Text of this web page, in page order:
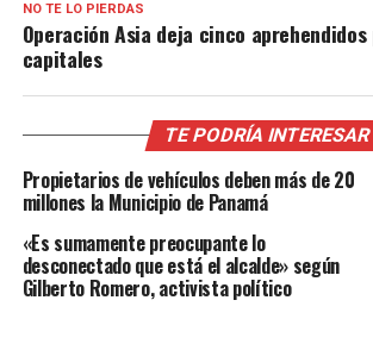
NO TE LO PIERDAS
Operación Asia deja cinco
capitales
TE PODRÍA INTERESAR
Propietarios de vehículos deben más de 20
millones la Municipio de Panamá
«Es sumamente preocupante lo
desconectado que está el alcalde» según
Gilberto Romero, activista político